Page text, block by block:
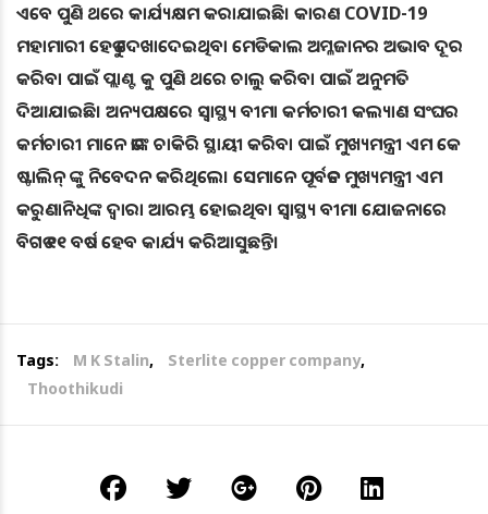
ଏବେ ପୁଣି ଥରେ କାର୍ଯ୍ୟକ୍ଷମ କରାଯାଇଛି। କାରଣ COVID-19
ମହାମାରୀ ହେତୁ ଦେଖାଦେଇଥିବା ମେଡିକାଲ ଅମ୍ଳଜାନର ଅଭାବ ଦୂର
କରିବା ପାଇଁ ପ୍ଲାଣ୍ଟ କୁ ପୁଣି ଥରେ ଚାଲୁ କରିବା ପାଇଁ ଅନୁମତି
ଦିଆଯାଇଛି। ଅନ୍ୟପକ୍ଷରେ ସ୍ୱାସ୍ଥ୍ୟ ବୀମା କର୍ମଚାରୀ କଲ୍ୟାଣ ସଂଘର
କର୍ମଚାରୀ ମାନେ ତାଙ୍କ ଚାକିରି ସ୍ଥାୟୀ କରିବା ପାଇଁ ମୁଖ୍ୟମନ୍ତ୍ରୀ ଏମ କେ
ଷ୍ଟାଲିନ୍ ଙ୍କୁ ନିବେଦନ କରିଥିଲେ। ସେମାନେ ପୂର୍ବତନ ମୁଖ୍ୟମନ୍ତ୍ରୀ ଏମ
କରୁଣାନିଧିଙ୍କ ଦ୍ବାରା ଆରମ୍ଭ ହୋଇଥିବା ସ୍ୱାସ୍ଥ୍ୟ ବୀମା ଯୋଜନାରେ
ବିଗତ ୧୧ ବର୍ଷ ହେବ କାର୍ଯ୍ୟ କରିଆସୁଛନ୍ତି।
Tags: M K Stalin, Sterlite copper company,
Thoothikudi